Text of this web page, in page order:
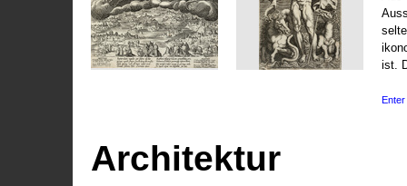
ist.
Enter
Architektur